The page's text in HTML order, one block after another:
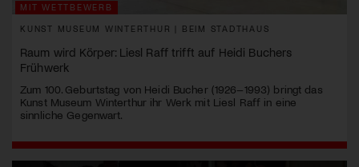
MIT WETTBEWERB
KUNST MUSEUM WINTERTHUR | BEIM STADTHAUS
Raum wird Körper: Liesl Raff trifft auf Heidi Buchers
Frühwerk
Zum 100. Geburtstag von Heidi Bucher (1926–1993) bringt das
Kunst Museum Winterthur ihr Werk mit Liesl Raff in eine
sinnliche Gegenwart.